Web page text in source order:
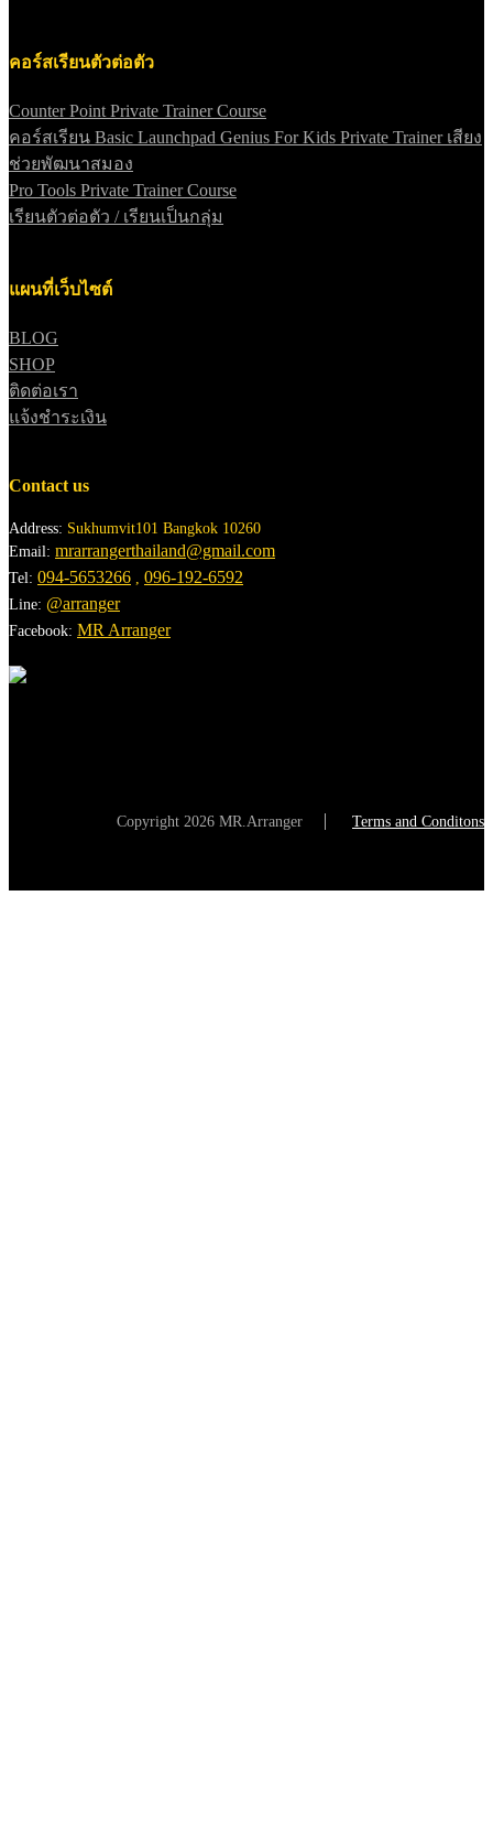
คอร์สเรียนตัวต่อตัว
Counter Point Private Trainer Course
คอร์สเรียน Basic Launchpad Genius For Kids Private Trainer เสียง
ช่วยพัฒนาสมอง
Pro Tools Private Trainer Course
เรียนตัวต่อตัว / เรียนเป็นกลุ่ม
แผนที่เว็บไซต์
BLOG
SHOP
ติดต่อเรา
แจ้งชำระเงิน
Contact us
Address: Sukhumvit101 Bangkok 10260
Email: mrarrangerthailand@gmail.com
Tel: 094-5653266 , 096-192-6592
Line: @arranger
Facebook: MR Arranger
Copyright 2026 MR.Arranger Terms and Conditons